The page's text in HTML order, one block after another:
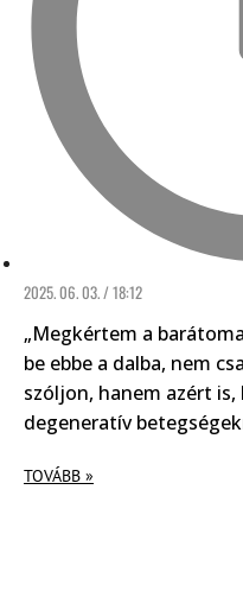
2025. 06. 03. / 18:12
„Megkértem a
be ebbe a dalba, nem
szóljon, hanem azért
degeneratív
TOVÁBB »